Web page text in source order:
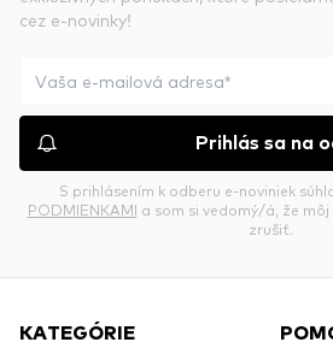
cez e-novinky!
Prihlás sa na
S prihlásením k odberu e-noviniek
PODMIENKAMI a som si vedomý/á, že
zrušiť.
KATEGÓRIE